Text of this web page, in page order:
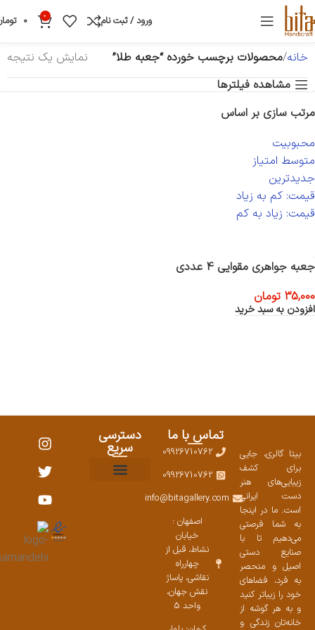
ورود / ثبت نام 0
0
خانه محصولات برچسب خورده “جعبه طلا”
نمایش یک نتیجه
مشاهده فیلترها
مرتب سازی بر اساس
محبوبیت
متوسط امتیاز
جدیدترین
قیمت: کم به زیاد
قیمت: زیاد به کم
جعبه جواهری مقوایی 4 عددی
35,000 تومان
افزودن به سبد خرید
بیتا گالری، جایی
برای کشف
زیبایی‌های هنر
دست ایرانی
است. ما در اینجا
به شما فرصتی
می‌دهیم تا با
صنایع دستی
اصیل و منحصر
به فرد، فضاهای
خود را زیباتر کنید
و به هر گوشه از
خانه‌تان زندگی و
تماس با ما
09926710762
09926710762
info@bitagallery.com
اصفهان :
خیابان
نشاط، قبل از
چهارراه
نقاشی، پاساژ
نقش جهان،
واحد 5
دسترسی
سریع